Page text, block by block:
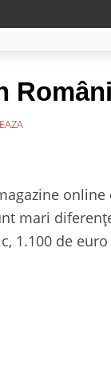
online
mari
1.100 de